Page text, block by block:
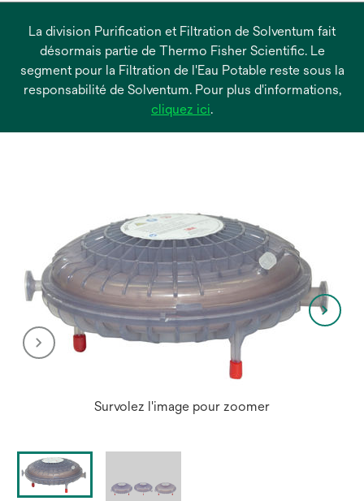
La division Purification et Filtration de Solventum fait
désormais partie de Thermo Fisher Scientific. Le
segment pour la Filtration de l'Eau Potable reste sous la
responsabilité de Solventum. Pour plus d'informations,
cliquez icis’ouvre
.
Survolez l'image pour zoomer